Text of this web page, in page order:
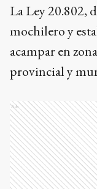
La Ley 20.802,
mochilero y
acampar en
provincial y
Ads